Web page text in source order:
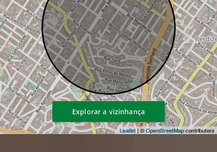
Leaflet| ©OpenStreetMapcontributors
Explorar a vizinhança